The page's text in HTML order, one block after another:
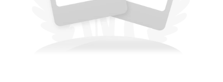
SUPLIMENTE POTENȚĂ